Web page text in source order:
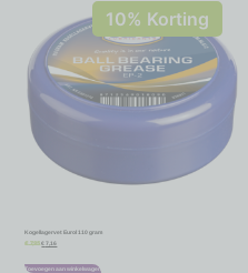
10% Korting
Kogellagervet Eurol 110 gram
€ 7,95 € 7,16
Toevoegen aan winkelwagen